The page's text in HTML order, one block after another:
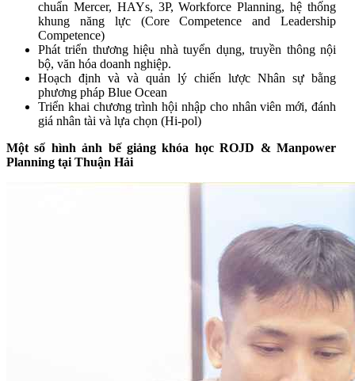
chuẩn Mercer, HAYs, 3P, Workforce Planning, hệ thống
khung năng lực (Core Competence and Leadership
Competence)
Phát triển thương hiệu nhà tuyển dụng, truyền thông nội
bộ, văn hóa doanh nghiệp.
Hoạch định và và quản lý chiến lược Nhân sự bằng
phương pháp Blue Ocean
Triển khai chương trình hội nhập cho nhân viên mới, đánh
giá nhân tài và lựa chọn (Hi-pol)
Một số hình ảnh bế giảng khóa học ROJD & Manpower
Planning tại Thuận Hải